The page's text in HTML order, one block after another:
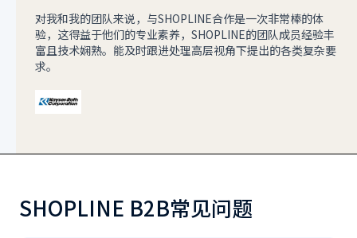
对我和我的团队来说，与SHOPLINE合作是一次非常棒的体
验，这得益于他们的专业素养，SHOPLINE的团队成员经验丰
富且技术娴熟。能及时跟进处理高层视角下提出的各类复杂要
求。
SHOPLINE B2B常见问题